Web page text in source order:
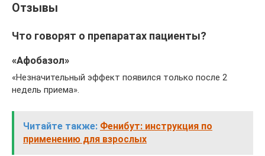
Отзывы
Что говорят о препаратах пациенты?
«Афобазол»
«Незначительный эффект появился только после 2
недель приема».
Читайте также: Фенибут: инструкция по
применению для взрослых